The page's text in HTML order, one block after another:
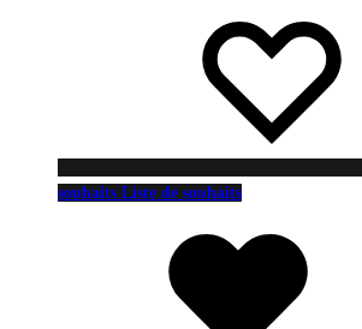
souhaits Liste de souhaits